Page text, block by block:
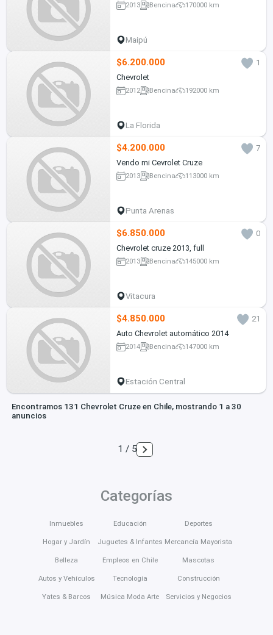
2013 Bencina 170000 km
Maipú
$6.200.000
1
Chevrolet
2012 Bencina 192000 km
La Florida
$4.200.000
7
Vendo mi Cevrolet Cruze
2013 Bencina 113000 km
Punta Arenas
$6.850.000
0
Chevrolet cruze 2013, full
2013 Bencina 145000 km
Vitacura
$4.850.000
21
Auto Chevrolet automático 2014
2014 Bencina 147000 km
Estación Central
Encontramos 131 Chevrolet Cruze en Chile, mostrando 1 a 30
anuncios
1 / 5
Categorías
Inmuebles
Hogar y Jardín
Belleza
Autos y Vehículos
Yates & Barcos
Educación
Juguetes & Infantes
Empleos en Chile
Tecnología
Música Moda Arte
Deportes
Mercancía Mayorista
Mascotas
Construcción
Servicios y Negocios